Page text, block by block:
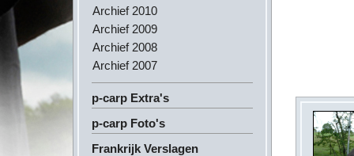
Archief 2010
Archief 2009
Archief 2008
Archief 2007
p-carp Extra's
p-carp Foto's
Frankrijk Verslagen